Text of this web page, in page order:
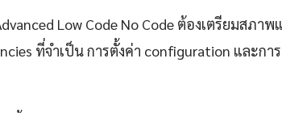
Low Code No Code ต้องเตรียมสภ
ที่จำเป็น การตั้งค่า configuration และก